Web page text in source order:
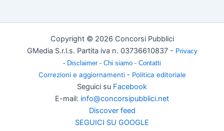
Copyright © 2026 Concorsi Pubblici
GMedia S.r.l.s. Partita iva n. 03736610837 - Privacy
- Disclaimer - Chi siamo - Contatti
Correzioni e aggiornamenti- Politica editoriale
Seguici su Facebook
E-mail: info@concorsipubblici.net
Discover feed
SEGUICI SU GOOGLE